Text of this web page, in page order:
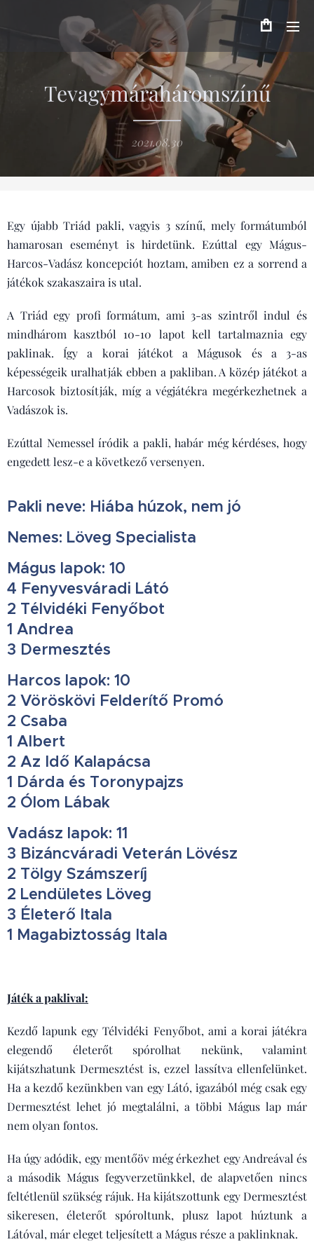
Tevagymáraháromszínű
2021.08.30
Egy újabb Triád pakli, vagyis 3 színű, mely formátumból
hamarosan eseményt is hirdetünk. Ezúttal egy Mágus-
Harcos-Vadász koncepciót hoztam, amiben ez a sorrend a
játékok szakaszaira is utal.
A Triád egy profi formátum, ami 3-as szintről indul és
mindhárom kasztból 10-10 lapot kell tartalmaznia egy
paklinak. Így a korai játékot a Mágusok és a 3-as
képességeik uralhatják ebben a pakliban. A közép játékot a
Harcosok biztosítják, míg a végjátékra megérkezhetnek a
Vadászok is.
Ezúttal Nemessel íródik a pakli, habár még kérdéses, hogy
engedett lesz-e a következő versenyen.
Pakli neve: Hiába húzok, nem jó
Nemes: Löveg Specialista
Mágus lapok: 10
4 Fenyvesváradi Látó
2 Télvidéki Fenyőbot
1 Andrea
3 Dermesztés
Harcos lapok: 10
2 Vöröskövi Felderítő Promó
2 Csaba
1 Albert
2 Az Idő Kalapácsa
1 Dárda és Toronypajzs
2 Ólom Lábak
Vadász lapok: 11
3 Bizáncváradi Veterán Lövész
2 Tölgy Számszeríj
2 Lendületes Löveg
3 Életerő Itala
1 Magabiztosság Itala
Játék a paklival:
Kezdő lapunk egy Télvidéki Fenyőbot, ami a korai játékra
elegendő életerőt spórolhat nekünk, valamint
kijátszhatunk Dermesztést is, ezzel lassítva ellenfelünket.
Ha a kezdő kezünkben van egy Látó, igazából még csak egy
Dermesztést lehet jó megtalálni, a többi Mágus lap már
nem olyan fontos.
Ha úgy adódik, egy mentőöv még érkezhet egy Andreával és
a második Mágus fegyverzetünkkel, de alapvetően nincs
feltétlenül szükség rájuk. Ha kijátszottunk egy Dermesztést
sikeresen, életerőt spóroltunk, plusz lapot húztunk a
Látóval, már eleget teljesített a Mágus része a paklinknak.